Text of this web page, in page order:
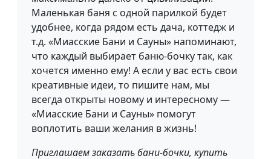
Маленькая баня с одной парилкой будет
удобнее, когда рядом есть дача, коттедж и
т.д. «Миасские Бани и Сауны» напоминают,
что каждый выбирает баню-бочку так, как
хочется именно ему! А если у вас есть свои
креативные идеи, то пишите нам, мы
всегда открыты новому и интересному —
«Миасские Бани и Сауны» помогут
воплотить ваши желания в жизнь!
Приглашаем заказать бани-бочки, купить